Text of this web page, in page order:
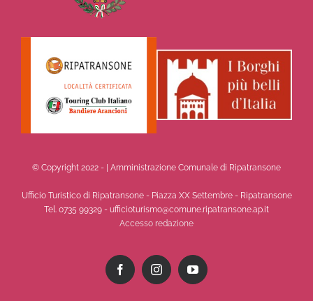
© Copyright 2022 - | Amministrazione Comunale di Ripatransone
Ufficio Turistico di Ripatransone - Piazza XX Settembre - Ripatransone
Tel. 0735 99329 - ufficioturismo@comune.ripatransone.ap.it
Accesso redazione
FacebookInstagramYouTube